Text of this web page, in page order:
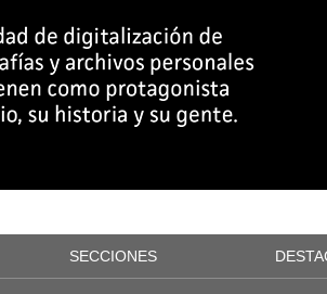
SECCIONES